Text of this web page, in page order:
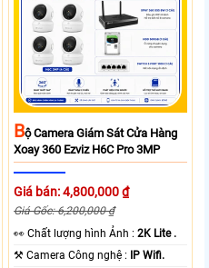
BỘ Camera Giám Sát Cửa Hàng
Xoay 360 Ezviz H6C Pro 3MP
Giá bán: 4,800,000 ₫
Giá Gốc: 6,200,000 ₫
️👀 Chất lượng hình Ảnh :2K Lite .
⚒ Camera Công nghệ :
IP Wifi.